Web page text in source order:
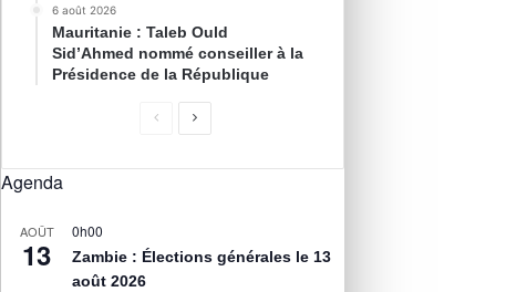
6 août 2026
Mauritanie : Taleb Ould
Sid’Ahmed nommé conseiller à la
Présidence de la République
Agenda
AOÛT
13
0h00
Zambie : Élections générales le 13
août 2026